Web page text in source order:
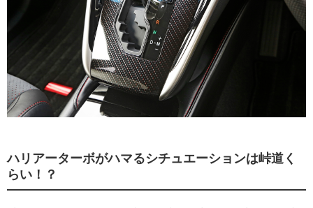
ハリアーターボがハマるシチュエーションは峠道く
らい！？